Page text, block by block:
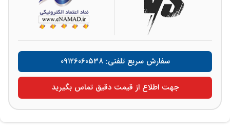
سفارش سریع تلفنی: ۰۹۱۲۶۰۶۰۵۳۸
جهت اطلاع از قیمت دقیق تماس بگیرید